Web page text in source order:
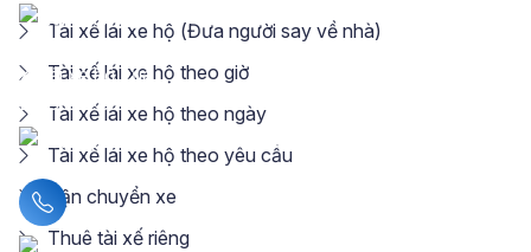
Tài xế lái xe hộ (Đưa người say về nhà)
Tài xế lái xe hộ theo giờ
Tài xế lái xe hộ theo ngày
Tài xế lái xe hộ theo yêu cầu
Vận chuyển xe
Thuê tài xế riêng
Liên hệ hotline